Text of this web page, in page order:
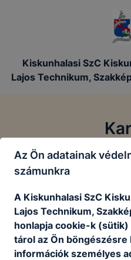
Kiskunhalasi SzC
Lajos Technikum,
Jelenleg nincsenek
Vissza a
Az Ön adatainak
számunkra
A Kiskunhalasi SzC
Lajos Technikum,
honlapja cookie-k
tárol az Ön
információk személyes